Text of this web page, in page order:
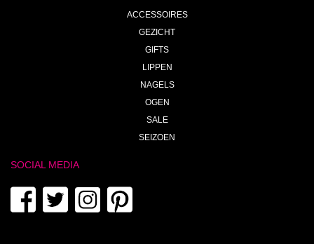
ACCESSOIRES
GEZICHT
GIFTS
LIPPEN
NAGELS
OGEN
SALE
SEIZOEN
SOCIAL MEDIA